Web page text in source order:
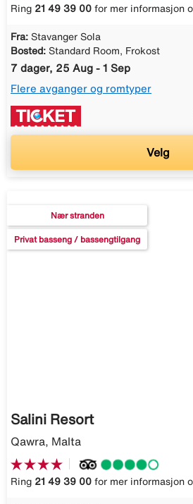
Ring 21 49 39 00 for mer informasjon
Fra: Stavanger Sola
Bosted: Standard Room, Frokost
7 dager, 25 Aug - 1 Sep
Flere avganger og romtyper
Velg
Nær stranden
Privat basseng / bassengtilgang
Salini Resort
Qawra, Malta
Ring 21 49 39 00 for mer informasjon